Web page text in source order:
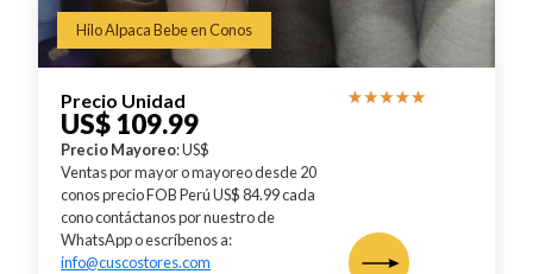
Hilo Alpaca Bebe en Conos
Precio Unidad
US$ 109.99
Precio Mayoreo: US$
Ventas por mayor o mayoreo desde 20
conos precio FOB Perú US$ 84.99 cada
cono contáctanos por nuestro de
WhatsApp o escríbenos a:
info@cuscostores.com